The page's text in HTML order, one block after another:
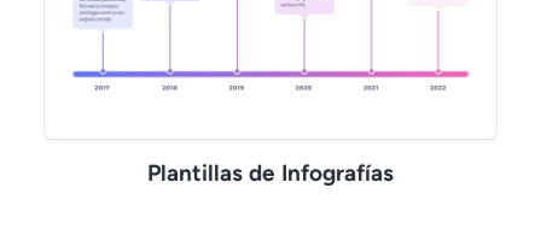
Plantillas de Infografías